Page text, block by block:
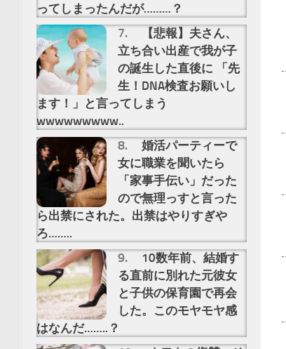
ってしまったんだが………？
【悲報】夫さん、
立ち合い出産で我が子
の誕生した直後に 「先
生！DNA検査お願いし
ます！」と言ってしまう
wwwwwwwww..
婚活パーティーで
女に職業を聞いたら
「家事手伝い」だった
ので無理っすと言った
ら出禁にされた。出禁はやりすぎや
ろ……..
10数年前、結婚す
る直前に別れた元彼女
と子供の保育園で再会
した。このモヤモヤ感
はなんだ……..？